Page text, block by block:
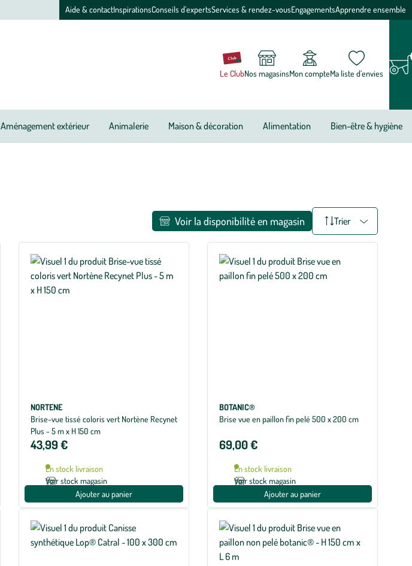
Aide & contactInspirationsConseils d'expertsServices & rendez-vousEngagementsApprendre ensemble
Le ClubNos magasinsMon compteMa liste d’envies
Aménagement extérieur Animalerie Maison & décoration Alimentation Bien-être & hygiène
Trier
Voir la disponibilité en magasin
NORTENE
Brise-vue tissé coloris vert Nortène Recynet
Plus - 5 m x H 150 cm
43,99 €
En stock livraison
Voir stock magasin
Ajouter au panier
BOTANIC®
Brise vue en paillon fin pelé 500 x 200 cm
69,00 €
En stock livraison
Voir stock magasin
Ajouter au panier